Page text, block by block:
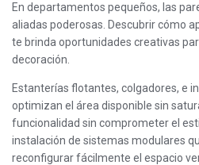
En departamentos pequeños, las
aliadas poderosas. Descubrir cómo
te brinda oportunidades creativas
decoración.
Estanterías flotantes, colgadores, e
optimizan el área disponible sin
funcionalidad sin comprometer el
instalación de sistemas modulares
reconfigurar fácilmente el espacio